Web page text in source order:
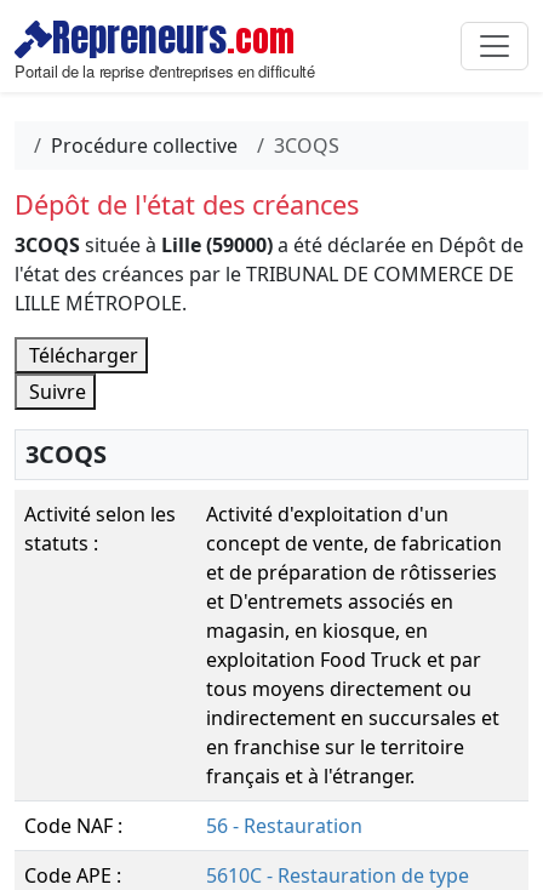
Repreneurs.com
Portail de la reprise d'entreprises en difficulté
Procédure collective 3COQS
Dépôt de l'état des créances
3COQSsituée à Lille (59000)a été déclarée en Dépôt de
l'état des créances par le TRIBUNAL DE COMMERCE DE
LILLE MÉTROPOLE.
Télécharger
Suivre
3COQS
Activité selon les
statuts :
Activité d'exploitation d'un
concept de vente, de fabrication
et de préparation de rôtisseries
et D'entremets associés en
magasin, en kiosque, en
exploitation Food Truck et par
tous moyens directement ou
indirectement en succursales et
en franchise sur le territoire
français et à l'étranger.
Code NAF :
56 - Restauration
Code APE :
5610C - Restauration de type